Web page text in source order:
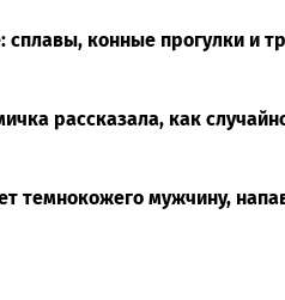
сплавы, конные прогулки и
рассказала, как
темнокожего мужчину,